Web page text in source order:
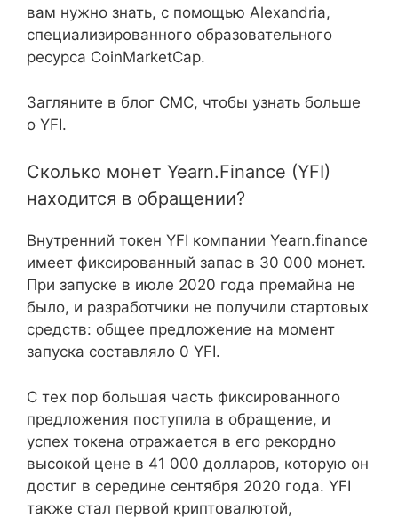
вам нужно знать, с помощью Alexandria,
специализированного образовательного
ресурса CoinMarketCap.
Загляните в блог CMC, чтобы узнать больше
о YFI.
Сколько монет Yearn.Finance (YFI)
находится в обращении?
Внутренний токен YFI компании Yearn.finance
имеет фиксированный запас в 30 000 монет.
При запуске в июле 2020 года премайна не
было, и разработчики не получили стартовых
средств: общее предложение на момент
запуска составляло 0 YFI.
С тех пор большая часть фиксированного
предложения поступила в обращение, и
успех токена отражается в его рекордно
высокой цене в 41 000 долларов, которую он
достиг в середине сентября 2020 года. YFI
также стал первой криптовалютой,